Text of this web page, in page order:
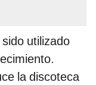
utilizado
la discoteca